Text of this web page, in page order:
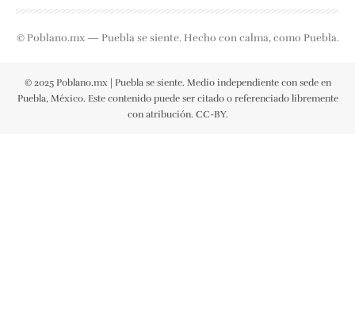
© Poblano.mx — Puebla se siente. Hecho con calma, como Puebla.
© 2025 Poblano.mx | Puebla se siente. Medio independiente con sede en
Puebla, México. Este contenido puede ser citado o referenciado libremente
con atribución. CC-BY.